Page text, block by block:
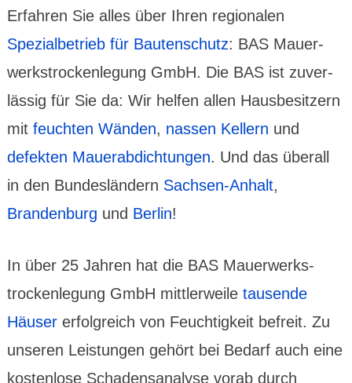
Erfahren Sie alles über Ihren regionalen
Spezialbetrieb für Bautenschutz: BAS Mauer­
werks­­trocken­­legung GmbH. Die BAS ist zuver­
lässig für Sie da: Wir helfen allen Hausbe­sitzern
mit feuchten Wänden, nassen Kellern und
defekten Mauerabdich­tungen. Und das überall
in den Bundes­ländern Sachsen-Anhalt,
Brandenburg und Berlin!
In über 25 Jahren hat die BAS Mauer­werks­
trocken­­legung GmbH mittlerweile tausende
Häusererfolgreich von Feuchtigkeit befreit. Zu
unseren Leistungen gehört bei Bedarf auch eine
kostenlose Schadens­analyse vorab durch